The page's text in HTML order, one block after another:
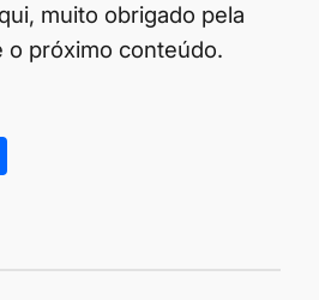
muito obrigado pela
o próximo conteúdo.